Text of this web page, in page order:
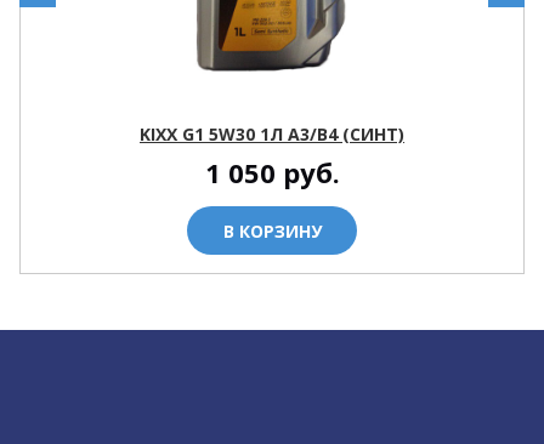
KIXX G1 5W30 1Л A3/B4 (СИНТ)
1 050 руб.
В КОРЗИНУ